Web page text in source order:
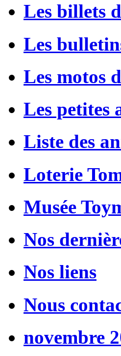
Les billets
Les
Les motos
Les petites
Liste des
Loterie
Musée
Nos
Nos liens
Nous
novembre